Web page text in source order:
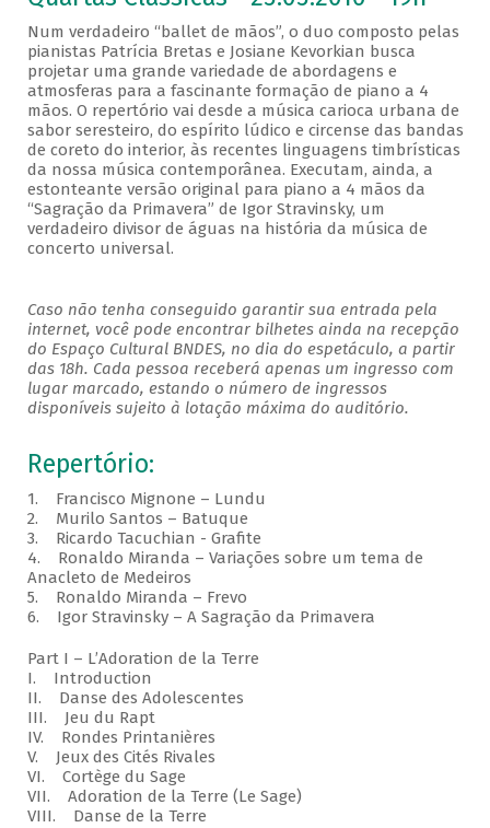
Num verdadeiro “ballet de mãos”, o duo composto pelas
pianistas Patrícia Bretas e Josiane Kevorkian busca
projetar uma grande variedade de abordagens e
atmosferas para a fascinante formação de piano a 4
mãos. O repertório vai desde a música carioca urbana de
sabor seresteiro, do espírito lúdico e circense das bandas
de coreto do interior, às recentes linguagens timbrísticas
da nossa música contemporânea. Executam, ainda, a
estonteante versão original para piano a 4 mãos da
“Sagração da Primavera” de Igor Stravinsky, um
verdadeiro divisor de águas na história da música de
concerto universal.
Caso não tenha conseguido garantir sua entrada pela
internet, você pode encontrar bilhetes ainda na recepção
do Espaço Cultural BNDES, no dia do espetáculo, a partir
das 18h. Cada pessoa receberá apenas um ingresso com
lugar marcado, estando o número de ingressos
disponíveis sujeito à lotação máxima do auditório.
Repertório:
1. Francisco Mignone – Lundu
2. Murilo Santos – Batuque
3. Ricardo Tacuchian - Grafite
4. Ronaldo Miranda – Variações sobre um tema de
Anacleto de Medeiros
5. Ronaldo Miranda – Frevo
6. Igor Stravinsky – A Sagração da Primavera
Part I – L’Adoration de la Terre
I. Introduction
II. Danse des Adolescentes
III. Jeu du Rapt
IV. Rondes Printanières
V. Jeux des Cités Rivales
VI. Cortège du Sage
VII. Adoration de la Terre (Le Sage)
VIII. Danse de la Terre